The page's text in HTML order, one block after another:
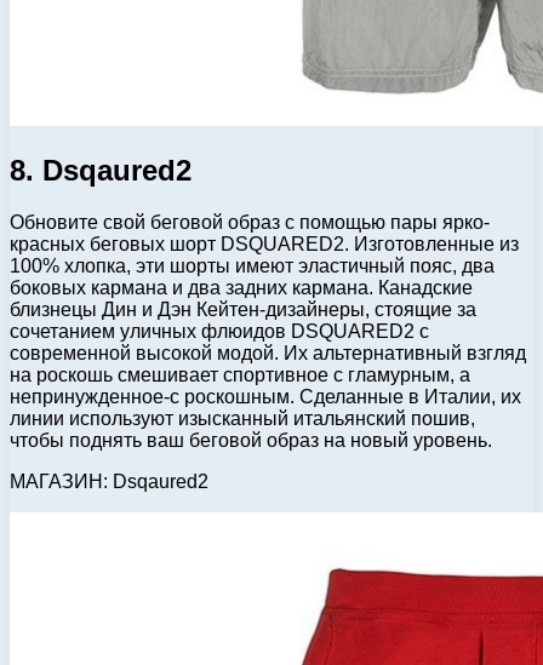
8. Dsqaured2
Обновите свой беговой образ с помощью пары ярко-
красных беговых шорт DSQUARED2. Изготовленные из
100% хлопка, эти шорты имеют эластичный пояс, два
боковых кармана и два задних кармана. Канадские
близнецы Дин и Дэн Кейтен-дизайнеры, стоящие за
сочетанием уличных флюидов DSQUARED2 с
современной высокой модой. Их альтернативный взгляд
на роскошь смешивает спортивное с гламурным, а
непринужденное-с роскошным. Сделанные в Италии, их
линии используют изысканный итальянский пошив,
чтобы поднять ваш беговой образ на новый уровень.
МАГАЗИН: Dsqaured2